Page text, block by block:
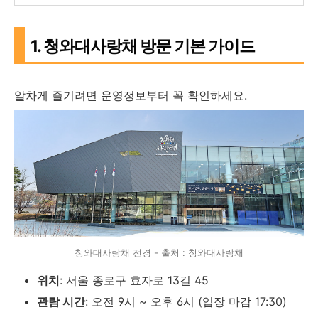
1. 청와대사랑채 방문 기본 가이드
알차게 즐기려면 운영정보부터 꼭 확인하세요.
청와대사랑채 전경 - 출처 : 청와대사랑채
위치: 서울 종로구 효자로 13길 45
관람 시간: 오전 9시 ~ 오후 6시 (입장 마감 17:30)